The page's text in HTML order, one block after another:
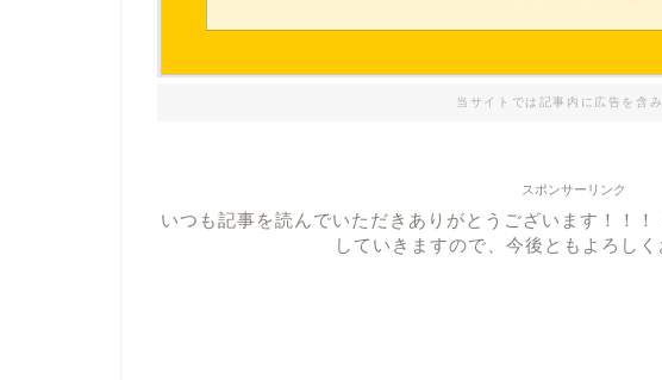
当サイトでは記事内に広告を含
スポンサーリンク
いつも記事を読んでいただきありがとうございます！！
していきますので、今後ともよろし